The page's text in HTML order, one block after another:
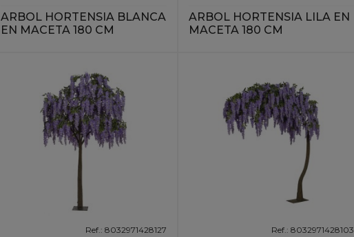
ARBOL HORTENSIA BLANCA
EN MACETA 180 CM
ARBOL HORTENSIA LILA EN
MACETA 180 CM
Ref.: 8032971428127 Ref.: 8032971428103